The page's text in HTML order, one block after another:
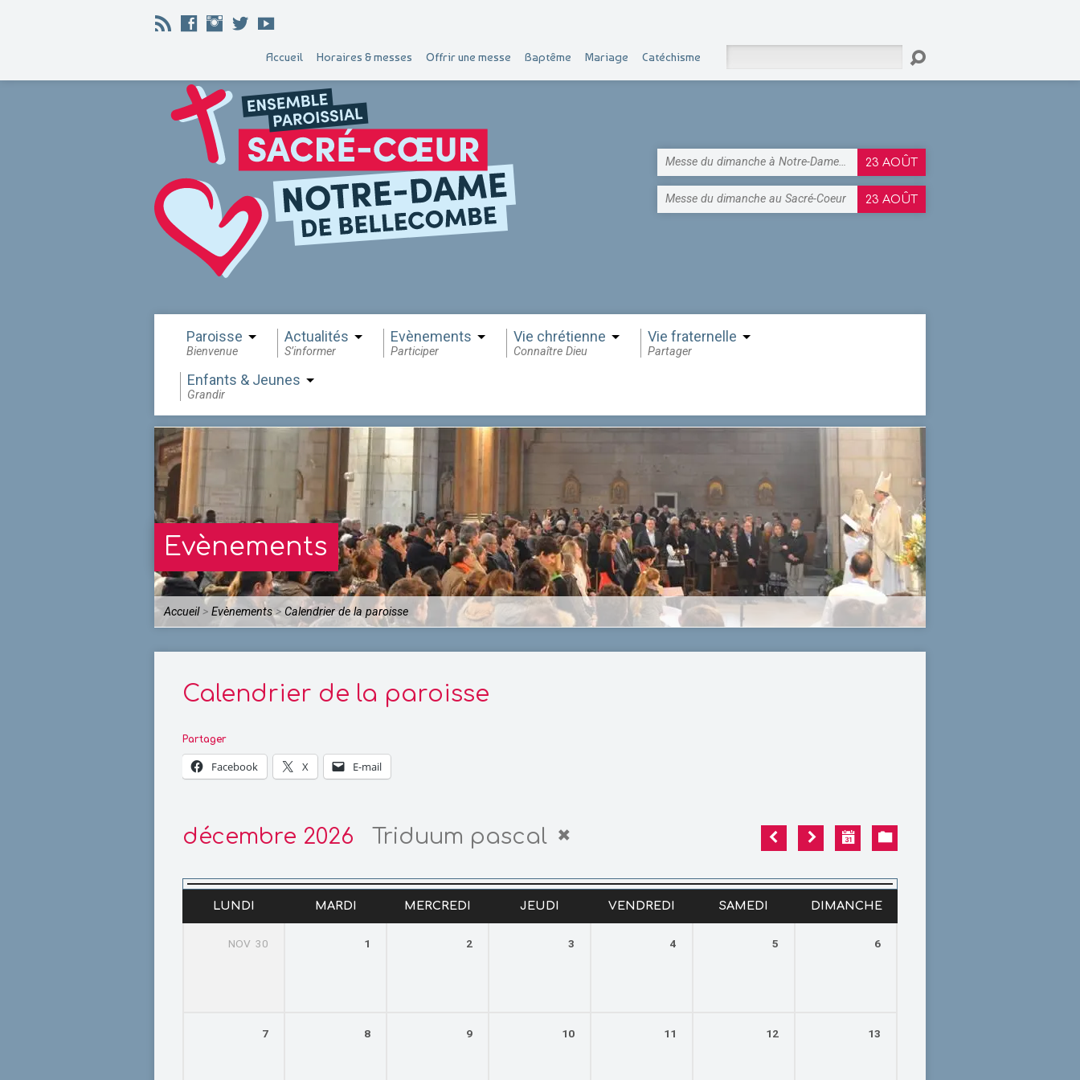
Accueil Horaires & messes Offrir une messe Baptême Mariage Catéchisme
Messe du dimanche à Notre-Dame… 23 AOÛT
Messe du dimanche au Sacré-Coeur 23 AOÛT
Paroisse
Bienvenue
Actualités
S’informer
Evènements
Participer
Vie chrétienne
Connaître Dieu
Vie fraternelle
Partager
Enfants & Jeunes
Grandir
Evènements
Accueil> Evènements> Calendrier de la paroisse
Calendrier de la paroisse
Partager
Facebook X E-mail
décembre 2026 Triduum pascal
LUNDI MARDI MERCREDI JEUDI VENDREDI SAMEDI DIMANCHE
NOV 30 1 2 3 4 5 6
7 8 9 10 11 12 13